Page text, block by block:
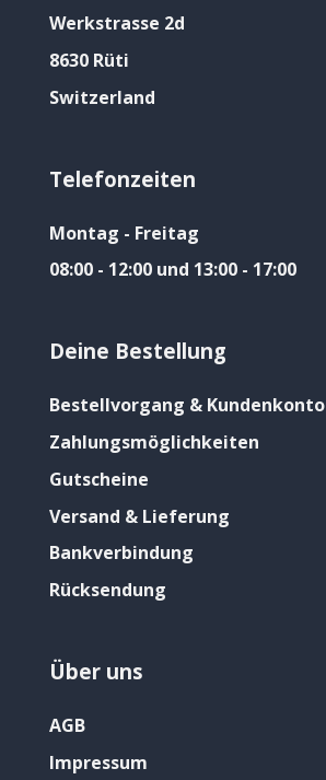
Werkstrasse 2d
8630 Rüti
Switzerland
Telefonzeiten
Montag - Freitag
08:00 - 12:00 und 13:00 - 17:00
Deine Bestellung
Bestellvorgang & Kundenkonto
Zahlungsmöglichkeiten
Gutscheine
Versand & Lieferung
Bankverbindung
Rücksendung
Über uns
AGB
Impressum